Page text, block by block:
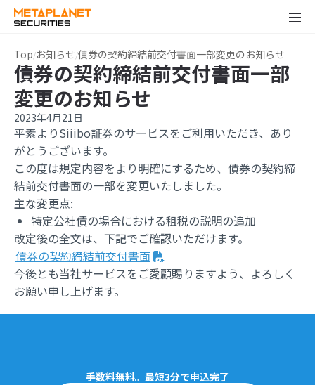
Top お知らせ 債券の契約締結前交付書面一部変更のお知らせ
債券の契約締結前交付書面一部
変更のお知らせ
2023年4月21日
平素よりSiiibo証券のサービスをご利用いただき、あり
がとうございます。
この度は規定内容をより明確にするため、債券の契約締
結前交付書面の一部を変更いたしました。
主な変更点:
特定公社債の場合における租税の説明の追加
改定後の全文は、下記でご確認いただけます。
債券の契約締結前交付書面
今後とも当社サービスをご愛顧賜りますよう、よろしく
お願い申し上げます。
手数料無料。最短3分で申込完了